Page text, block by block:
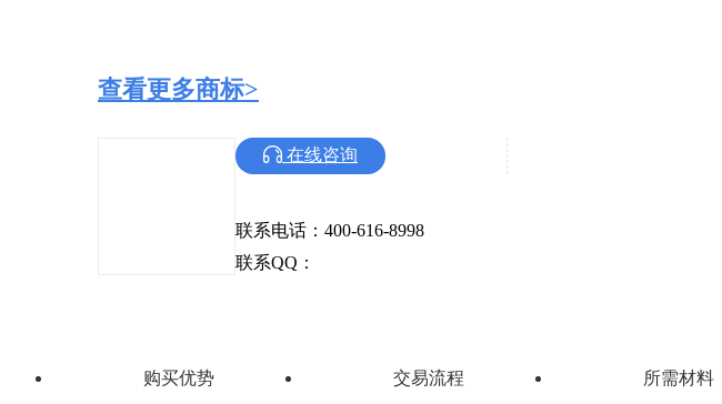
查看更多商标>
在线咨询
联系电话：400-616-8998
联系QQ：
购买优势 交易流程 所需材料